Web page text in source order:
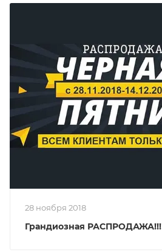
28 ноября 2018
Грандиозная РАСПРОДАЖА!!!